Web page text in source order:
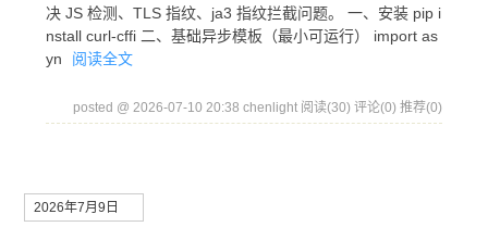
决 JS 检测、TLS 指纹、ja3 指纹拦截问题。 一、安装 pip i
nstall curl-cffi 二、基础异步模板（最小可运行） import as
yn
阅读全文
posted @ 2026-07-10 20:38 chenlight 阅读(30) 评论(0) 推荐(0)
2026年7月9日